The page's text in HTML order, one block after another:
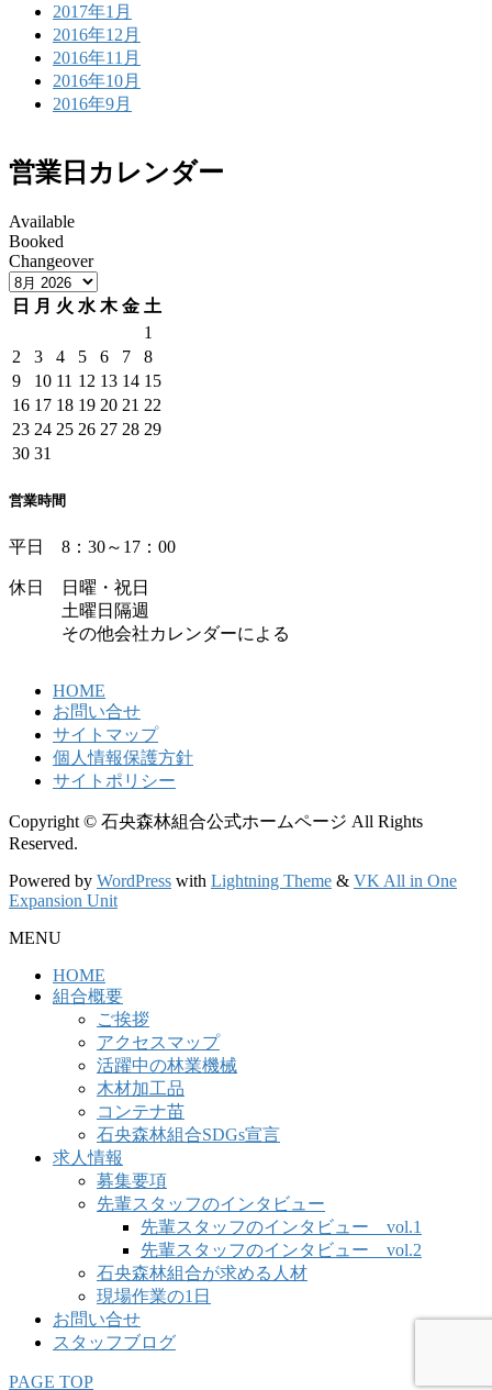
2017年1月
2016年12月
2016年11月
2016年10月
2016年9月
営業日カレンダー
Available
Booked
Changeover
日 月 火 水 木 金 土
1
2
3 4 5 6 7
8
9
10 11 12 13 14 15
16 17 18 19 20 21 22
23 24 25 26 27 28 29
30 31
営業時間
平日 8：30～17：00
休日 日曜・祝日
土曜日隔週
その他会社カレンダーによる
HOME
お問い合せ
サイトマップ
個人情報保護方針
サイトポリシー
Copyright © 石央森林組合公式ホームページ All Rights
Reserved.
Powered by WordPress with Lightning Theme & VK All in One
Expansion Unit
MENU
HOME
組合概要
ご挨拶
アクセスマップ
活躍中の林業機械
木材加工品
コンテナ苗
石央森林組合SDGs宣言
求人情報
募集要項
先輩スタッフのインタビュー
先輩スタッフのインタビュー vol.1
先輩スタッフのインタビュー vol.2
石央森林組合が求める人材
現場作業の1日
お問い合せ
スタッフブログ
PAGE TOP